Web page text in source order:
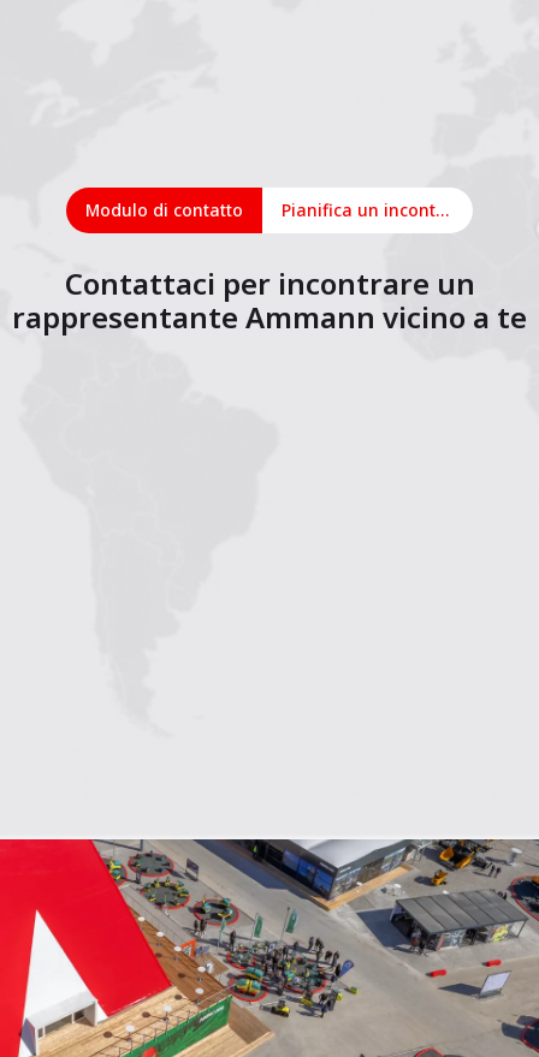
Modulo di contatto Pianifica un incontro online
Contattaci per incontrare un
rappresentante Ammann vicino a te